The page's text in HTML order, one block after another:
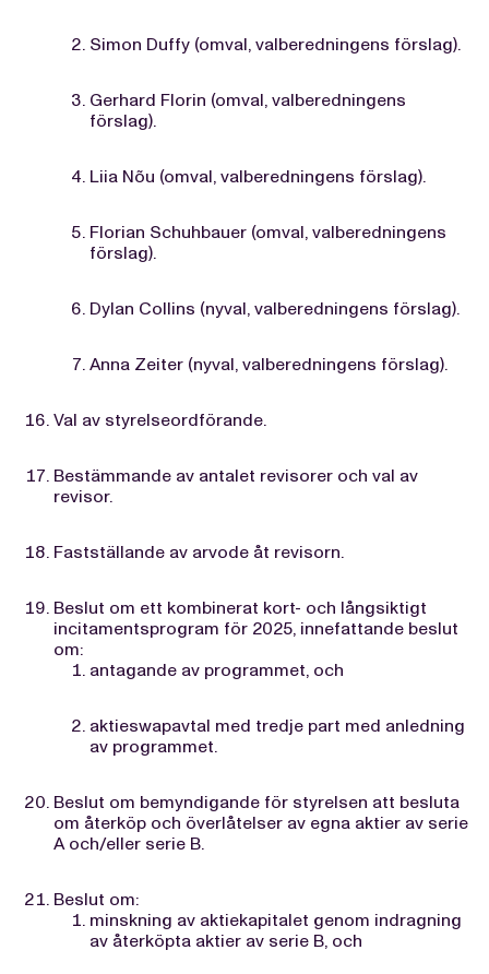
Simon Duffy (omval, valberedningens förslag).
Gerhard Florin (omval, valberedningens
förslag).
Liia Nõu (omval, valberedningens förslag).
Florian Schuhbauer (omval, valberedningens
förslag).
Dylan Collins (nyval, valberedningens förslag).
Anna Zeiter (nyval, valberedningens förslag).
Val av styrelseordförande.
Bestämmande av antalet revisorer och val av
revisor.
Fastställande av arvode åt revisorn.
Beslut om ett kombinerat kort- och långsiktigt
incitamentsprogram för 2025, innefattande beslut
om:
antagande av programmet, och
aktieswapavtal med tredje part med anledning
av programmet.
Beslut om bemyndigande för styrelsen att besluta
om återköp och överlåtelser av egna aktier av serie
A och/eller serie B.
Beslut om:
minskning av aktiekapitalet genom indragning
av återköpta aktier av serie B, och